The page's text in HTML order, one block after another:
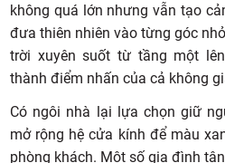
không quá lớn nhưng vẫn tạo
đưa thiên nhiên vào từng góc
trời xuyên suốt từ tầng một
thành điểm nhấn của cả không
Có ngôi nhà lại lựa chọn giữ
mở rộng hệ cửa kính để màu
phòng khách. Một số gia đình